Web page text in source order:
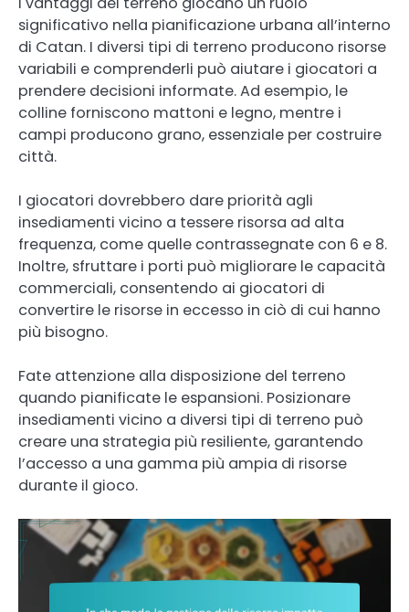
significativo nella pianificazione urbana all’interno
di Catan. I diversi tipi di terreno producono risorse
variabili e comprenderli può aiutare i giocatori a
prendere decisioni informate. Ad esempio, le
colline forniscono mattoni e legno, mentre i
campi producono grano, essenziale per costruire
città.
I giocatori dovrebbero dare priorità agli
insediamenti vicino a tessere risorsa ad alta
frequenza, come quelle contrassegnate con 6 e 8.
Inoltre, sfruttare i porti può migliorare le capacità
commerciali, consentendo ai giocatori di
convertire le risorse in eccesso in ciò di cui hanno
più bisogno.
Fate attenzione alla disposizione del terreno
quando pianificate le espansioni. Posizionare
insediamenti vicino a diversi tipi di terreno può
creare una strategia più resiliente, garantendo
l’accesso a una gamma più ampia di risorse
durante il gioco.